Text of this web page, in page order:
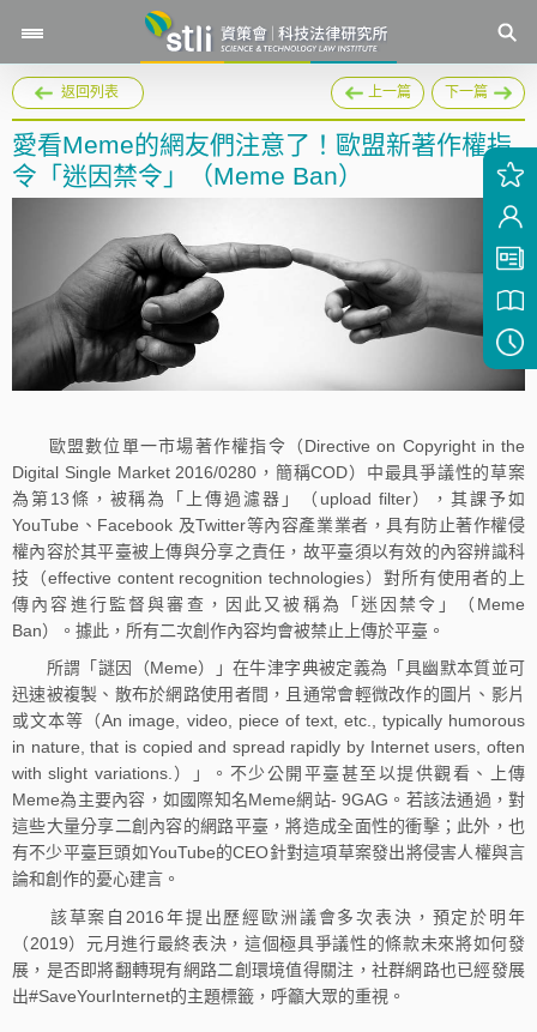
返回列表 上一篇 下一篇
愛看Meme的網友們注意了！歐盟新著作權指
令「迷因禁令」（Meme Ban）
歐盟數位單一市場著作權指令（Directive on Copyright in the
Digital Single Market 2016/0280，簡稱COD）中最具爭議性的草案
為第13條，被稱為「上傳過濾器」（upload filter），其課予如
YouTube、Facebook 及Twitter等內容產業業者，具有防止著作權侵
權內容於其平臺被上傳與分享之責任，故平臺須以有效的內容辨識科
技（effective content recognition technologies）對所有使用者的上
傳內容進行監督與審查，因此又被稱為「迷因禁令」（Meme
Ban）。據此，所有二次創作內容均會被禁止上傳於平臺。
所謂「謎因（Meme）」在牛津字典被定義為「具幽默本質並可
迅速被複製、散布於網路使用者間，且通常會輕微改作的圖片、影片
或文本等（An image, video, piece of text, etc., typically humorous
in nature, that is copied and spread rapidly by Internet users, often
with slight variations.）」。不少公開平臺甚至以提供觀看、上傳
Meme為主要內容，如國際知名Meme網站- 9GAG。若該法通過，對
這些大量分享二創內容的網路平臺，將造成全面性的衝擊；此外，也
有不少平臺巨頭如YouTube的CEO針對這項草案發出將侵害人權與言
論和創作的憂心建言。
該草案自2016年提出歷經歐洲議會多次表決，預定於明年
（2019）元月進行最終表決，這個極具爭議性的條款未來將如何發
展，是否即將翻轉現有網路二創環境值得關注，社群網路也已經發展
出#SaveYourInternet的主題標籤，呼籲大眾的重視。